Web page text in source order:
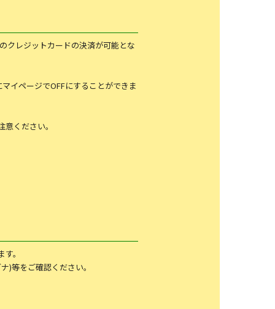
クレジットカードの決済が可能とな
イページでOFFにすることができま
ください。
。
)等をご確認ください。